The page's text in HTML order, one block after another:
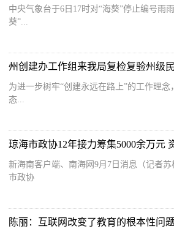
中央气象台于6日17时对“海葵”停止编号雨
葵”...
州创建办工作组来我局复检复验州级
为进一步树牢“创建永远在路上”的工作理
态...
琼海市政协12年接力筹集5000余万元
新海南客户端、南海网9月7日消息（记者
市政协
陈丽：互联网改变了教育的根本性问题